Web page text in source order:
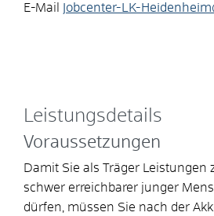
E-Mail
Jobcenter-LK-
Leistungsdetails
Voraussetzungen
Damit Sie als Träger Leistungen
schwer erreichbarer junger
dürfen, müssen Sie nach der